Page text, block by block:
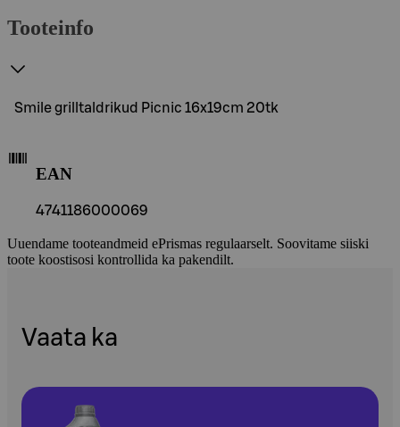
Tooteinfo
Smile grilltaldrikud Picnic 16x19cm 20tk
EAN
4741186000069
Uuendame tooteandmeid ePrismas regulaarselt. Soovitame siiski
toote koostisosi kontrollida ka pakendilt.
Vaata ka